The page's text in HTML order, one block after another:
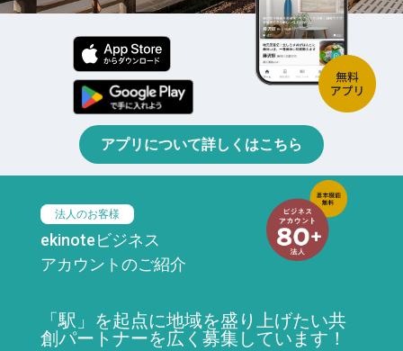
アプリについて詳しくはこちら
法人のお客様
ekinoteビジネス
アカウントのご紹介
「駅」を起点に地域を盛り上げたい共
創パートナーを広く募集しています！